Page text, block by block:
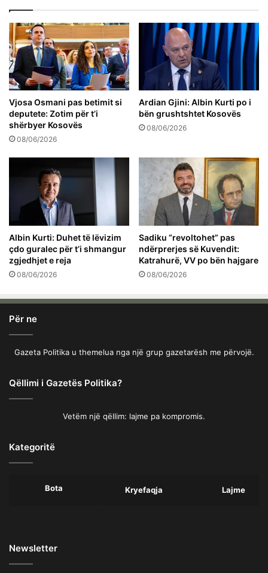
Vjosa Osmani pas betimit si
deputete: Zotim për t’i
shërbyer Kosovës
08/06/2026
Ardian Gjini: Albin Kurti po i
bën grushtshtet Kosovës
08/06/2026
Albin Kurti: Duhet të lëvizim
çdo guralec për t’i shmangur
zgjedhjet e reja
08/06/2026
Sadiku “revoltohet” pas
ndërprerjes së Kuvendit:
Katrahurë, VV po bën hajgare
08/06/2026
Për ne
Gazeta Politika u themelua nga një grup gazetarësh me përvojë.
Qëllimi i Gazetës Politika?
Vetëm një qëllim: lajme pa kompromis.
Kategoritë
Bota Kryefaqja Lajme
Newsletter